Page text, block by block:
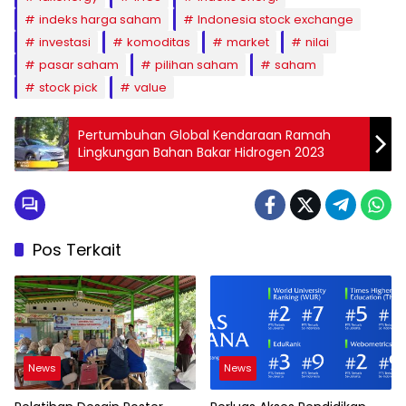
indeks harga saham
Indonesia stock exchange
investasi
komoditas market
nilai
pasar saham
pilihan saham
saham
stock pick
value
Pertumbuhan Global Kendaraan Ramah
Lingkungan Bahan Bakar Hidrogen 2023
Pos Terkait
News News